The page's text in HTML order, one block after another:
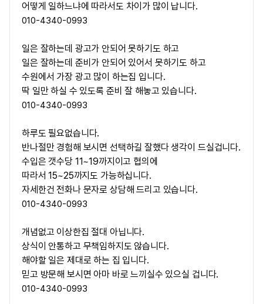
어떻게 일하느냐에 따라서도 차이가 많이 납니다.
010-4340-0993
일은 잘하는데 광고가 안되어 못하기도 하고
일은 잘하는데 준비가 안되어 있어서 못하기도 하고
수원에서 가장 광고 많이 하는집 입니다.
딱 일만 하실 수 있도록 준비 잘 해놓고 있습니다.
010-4340-0993
하루도 필요없습니다.
반나절만 경험해 보시면 선택하길 잘했다 생각이 드실겁니다.
수입은 갯수당 11~19까지이고 협의에
따라서 15~25까지도 가능하십니다.
자세한건 전화나 문자로 상담해 드리고 있습니다.
010-4340-0993
개념없고 이상한집 절대 아닙니다.
상식이 안통하고 무책임하지도 않습니다.
해야할 일은 제대로 하는 집 입니다.
믿고 방문해 보시면 아마 바로 느끼실수 있으실 겁니다.
010-4340-0993